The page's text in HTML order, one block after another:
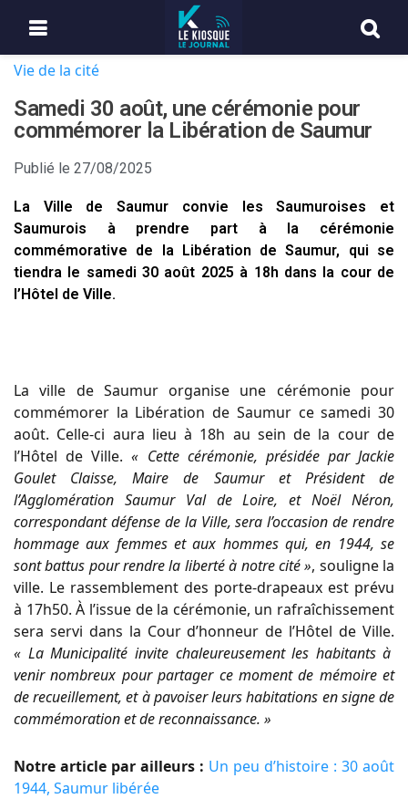
Vie de la cité
Samedi 30 août, une cérémonie pour
commémorer la Libération de Saumur
Publié le 27/08/2025
La Ville de Saumur convie les Saumuroises et
Saumurois à prendre part à la cérémonie
commémorative de la Libération de Saumur, qui se
tiendra le samedi 30 août 2025 à 18h dans la cour de
l’Hôtel de Ville.
La ville de Saumur organise une cérémonie pour
commémorer la Libération de Saumur ce samedi 30
août. Celle-ci aura lieu à 18h au sein de la cour de
l’Hôtel de Ville.« Cette cérémonie, présidée par Jackie
Goulet Claisse, Maire de Saumur et Président de
l’Agglomération Saumur Val de Loire, et Noël Néron,
correspondant défense de la Ville, sera l’occasion de rendre
hommage aux femmes et aux hommes qui, en 1944, se
sont battus pour rendre la liberté à notre cité », souligne la
ville. Le rassemblement des porte-drapeaux est prévu
à 17h50. À l’issue de la cérémonie, un rafraîchissement
sera servi dans la Cour d’honneur de l’Hôtel de Ville.
« La Municipalité invite chaleureusement les habitants à
venir nombreux pour partager ce moment de mémoire et
de recueillement, et à pavoiser leurs habitations en signe de
commémoration et de reconnaissance. »
Notre article par ailleurs : Un peu d’histoire : 30 août
1944, Saumur libérée